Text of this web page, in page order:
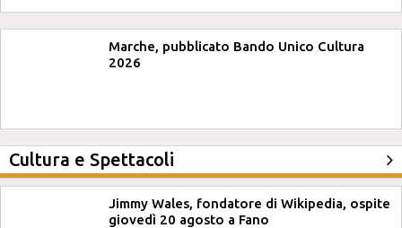
Marche, pubblicato Bando Unico Cultura
2026
Cultura e Spettacoli
Jimmy Wales, fondatore di Wikipedia, ospite
giovedì 20 agosto a Fano